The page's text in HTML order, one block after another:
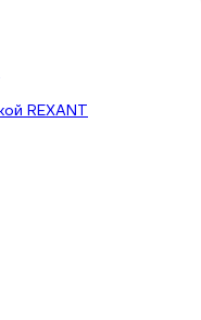
REXANT